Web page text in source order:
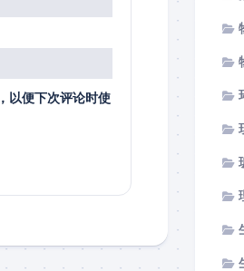
以便下次评论时使